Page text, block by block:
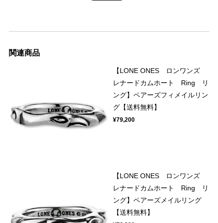
関連商品
【LONE ONES ロンワンズ
レナードカムホート Ring リ
ング】ペアーズフィメイルリン
グ【送料無料】
¥79,200
【LONE ONES ロンワンズ
レナードカムホート Ring リ
ング】ペアーズメイルリング
【送料無料】